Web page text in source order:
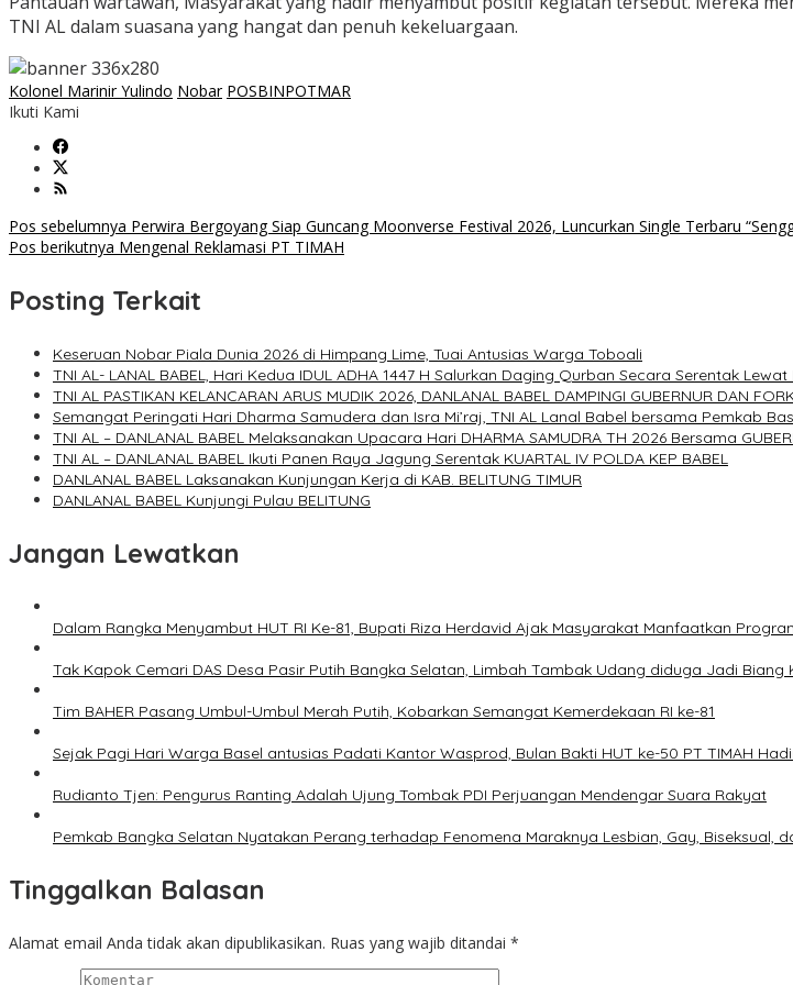
TNI AL dalam suasana yang hangat dan penuh kekeluargaan.
Kolonel Marinir Yulindo Nobar POSBINPOTMAR
Ikuti Kami
Navigasi
Pos sebelumnya Perwira Bergoyang Siap Guncang Moonverse Festival 2026, Luncurkan Single Terbaru
Pos berikutnya Mengenal Reklamasi PT TIMAH
Posting Terkait
Keseruan Nobar Piala Dunia 2026 di Himpang Lime, Tuai Antusias Warga Toboali
TNI AL- LANAL BABEL, Hari Kedua IDUL ADHA 1447 H Salurkan Daging Qurban Secara Serentak Lewat
TNI AL PASTIKAN KELANCARAN ARUS MUDIK 2026, DANLANAL BABEL DAMPINGI GUBERNUR DAN
Semangat Peringati Hari Dharma Samudera dan Isra Mi’raj, TNI AL Lanal Babel bersama Pemkab
TNI AL – DANLANAL BABEL Melaksanakan Upacara Hari DHARMA SAMUDRA TH 2026 Bersama
TNI AL – DANLANAL BABEL Ikuti Panen Raya Jagung Serentak KUARTAL IV POLDA KEP BABEL
DANLANAL BABEL Laksanakan Kunjungan Kerja di KAB. BELITUNG TIMUR
DANLANAL BABEL Kunjungi Pulau BELITUNG
Jangan Lewatkan
Dalam Rangka Menyambut HUT RI Ke-81, Bupati Riza Herdavid Ajak Masyarakat Manfaatkan
Tak Kapok Cemari DAS Desa Pasir Putih Bangka Selatan, Limbah Tambak Udang diduga Jadi Biang
Tim BAHER Pasang Umbul-Umbul Merah Putih, Kobarkan Semangat Kemerdekaan RI ke-81
Sejak Pagi Hari Warga Basel antusias Padati Kantor Wasprod, Bulan Bakti HUT ke-50 PT TIMAH
Rudianto Tjen: Pengurus Ranting Adalah Ujung Tombak PDI Perjuangan Mendengar Suara Rakyat
Pemkab Bangka Selatan Nyatakan Perang terhadap Fenomena Maraknya Lesbian, Gay, Biseksual,
Tinggalkan Balasan
Alamat email Anda tidak akan dipublikasikan. Ruas yang wajib ditandai *